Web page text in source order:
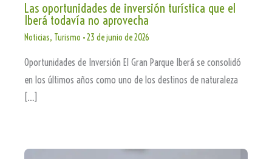
Las oportunidades de inversión turística que el
Iberá todavía no aprovecha
Noticias, Turismo •23 de junio de 2026
Oportunidades de Inversión El Gran Parque Iberá se consolidó
en los últimos años como uno de los destinos de naturaleza
[…]